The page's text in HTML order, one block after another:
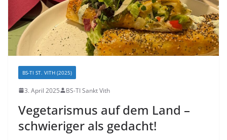
BS-TI ST. VITH (2025)
3. April 2025 BS-TI Sankt Vith
Vegetarismus auf dem Land –
schwieriger als gedacht!